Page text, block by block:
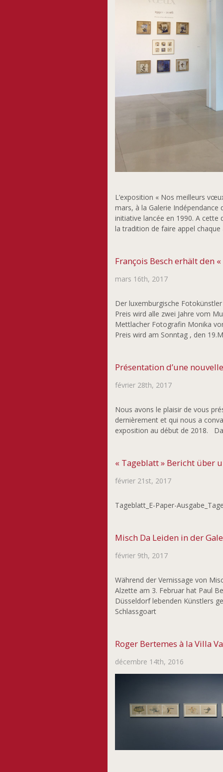
L’exposition « Nos meilleurs
mars, à la Galerie
initiative lancée en 1990. A
la tradition de faire appel
François Besch erhält den
mars 16th, 2017
Der luxemburgische
Preis wird alle zwei Jahre vom
Mettlacher Fotografin Monika
Preis wird am Sonntag , den
Présentation d’une
février 28th, 2017
Nous avons le plaisir de vous
dernièrement et qui nous a
exposition au début de 2018.
« Tageblatt » Bericht über
février 21st, 2017
Tageblatt_E-Paper-
Misch Da Leiden in der
février 9th, 2017
Während der Vernissage von
Alzette am 3. Februar hat Paul
Düsseldorf lebenden Künstlers
Schlassgoart
Roger Bertemes à la Villa
décembre 14th, 2016